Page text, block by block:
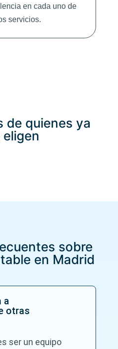
en cada uno de
servicios.
de quienes ya
sobre
en Madrid
a
otras
ser un equipo